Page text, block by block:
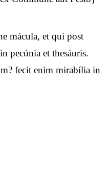
mácula, et qui post
pecúnia et thesáuris.
fecit enim mirabília in